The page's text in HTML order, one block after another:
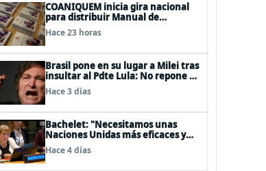
COANIQUEM inicia gira nacional
para distribuir Manual de
Quemaduras a profesionales de la
salud
Hace 23 horas
Brasil pone en su lugar a Milei tras
insultar al Pdte Lula: No repone al
embajador en BBSS y rebaja la
relación bilateral
Hace 3 días
Bachelet: "Necesitamos unas
Naciones Unidas más eficaces y
cercanas a las personas"
Hace 4 días